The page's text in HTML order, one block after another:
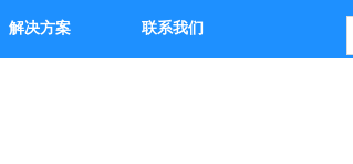
解决方案 联系我们